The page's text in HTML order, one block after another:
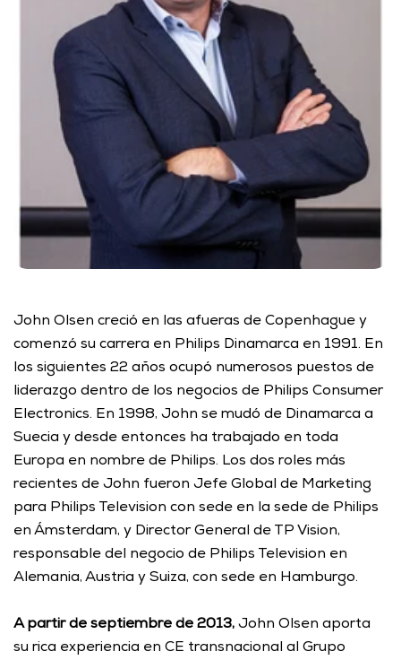
John Olsen creció en las afueras de Copenhague y
comenzó su carrera en Philips Dinamarca en 1991. En
los siguientes 22 años ocupó numerosos puestos de
liderazgo dentro de los negocios de Philips Consumer
Electronics. En 1998, John se mudó de Dinamarca a
Suecia y desde entonces ha trabajado en toda
Europa en nombre de Philips. Los dos roles más
recientes de John fueron Jefe Global de Marketing
para Philips Television con sede en la sede de Philips
en Ámsterdam, y Director General de TP Vision,
responsable del negocio de Philips Television en
Alemania, Austria y Suiza, con sede en Hamburgo.
A partir de septiembre de 2013, John Olsen aporta
su rica experiencia en CE transnacional al Grupo